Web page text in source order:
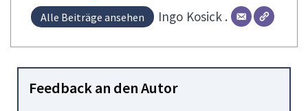
Alle Beiträge ansehen Ingo Kosick .
Feedback an den Autor